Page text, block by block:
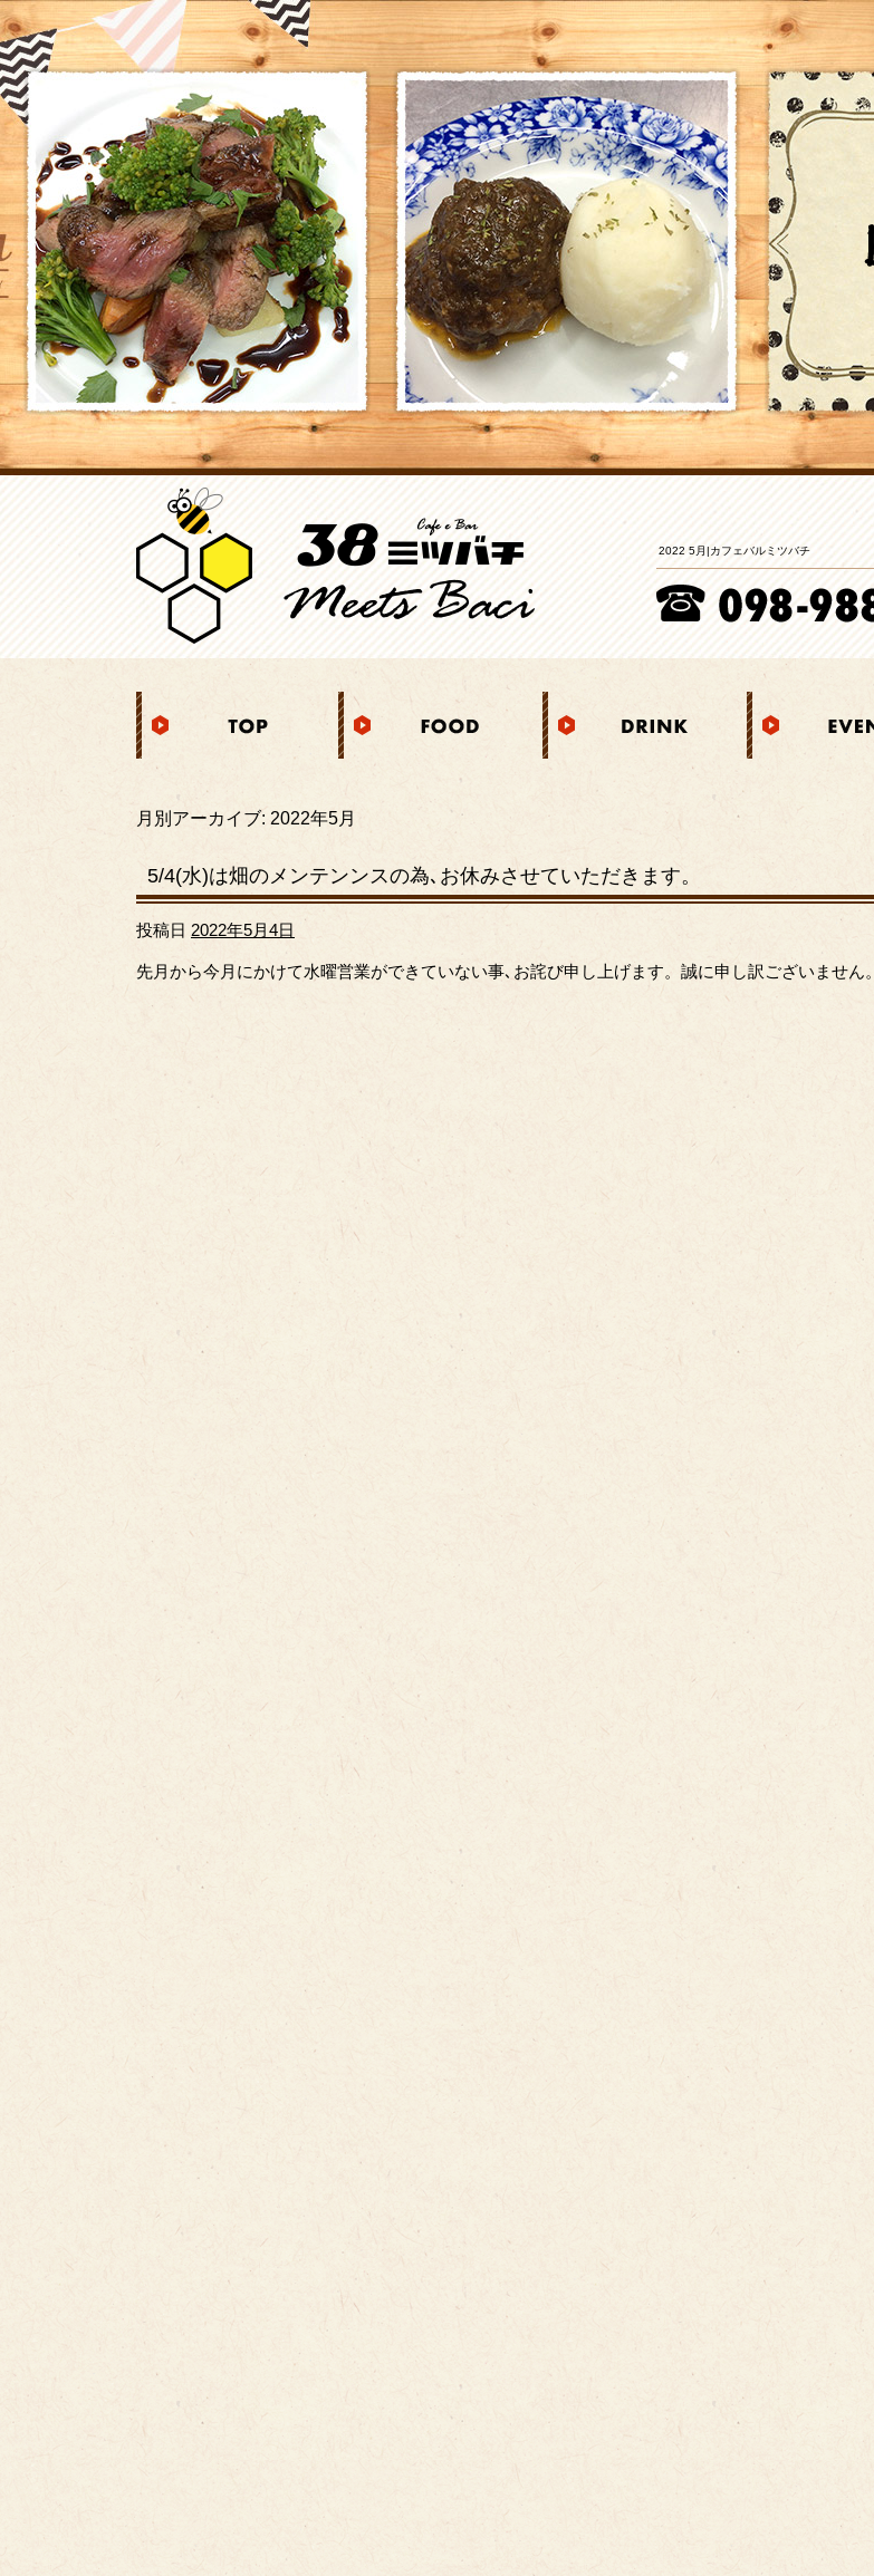
2022 5月|カフェバルミツバチ
月別アーカイブ: 2022年5月
5/4(水)は畑のメンテンンスの為､お休みさせていただきます。
投稿日 2022年5月4日
先月から今月にかけて水曜営業ができていない事､お詫び申し上げます。誠に申し訳ございません。